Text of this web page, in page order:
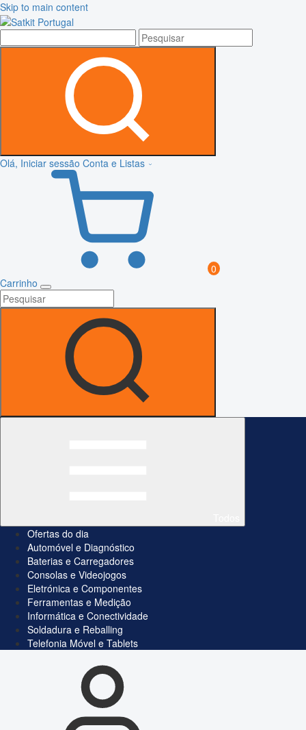
Skip to main content
Olá, Iniciar sessão Conta e Listas
0
Carrinho
Ofertas do dia
Automóvel e Diagnóstico
Baterias e Carregadores
Consolas e Videojogos
Eletrónica e Componentes
Ferramentas e Medição
Informática e Conectividade
Soldadura e Reballing
Telefonia Móvel e Tablets